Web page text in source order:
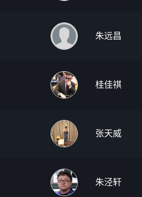
朱远昌
桂佳祺
张天威
朱泾轩